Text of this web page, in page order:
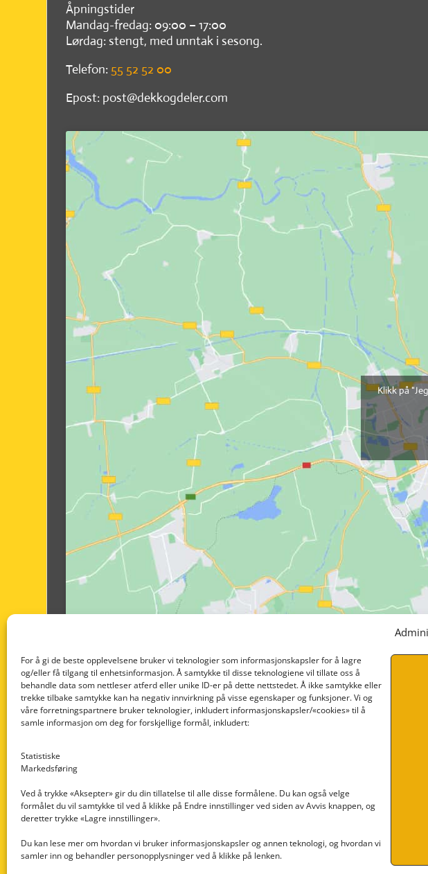
For å gi de beste opplevelsene bruker vi teknologier som informasjonskapsler for å lagre
og/eller få tilgang til enhetsinformasjon. Å samtykke til disse teknologiene vil tillate oss å
behandle data som nettleser atferd eller unike ID-er på dette nettstedet. Å ikke samtykke eller
trekke tilbake samtykke kan ha negativ innvirkning på visse egenskaper og funksjoner. Vi og
våre forretningspartnere bruker teknologier, inkludert informasjonskapsler/«cookies» til å
samle informasjon om deg for forskjellige formål, inkludert:
Statistiske
Markedsføring
Ved å trykke «Aksepter» gir du din tillatelse til alle disse formålene. Du kan også velge
formålet du vil samtykke til ved å klikke på Endre innstillinger ved siden av Avvis knappen, og
deretter trykke «Lagre innstillinger».
Du kan lese mer om hvordan vi bruker informasjonskapsler og annen teknologi, og hvordan vi
samler inn og behandler personopplysninger ved å klikke på lenken.
Åpningstider
Mandag-fredag: 09:00 – 17:00
Lørdag: stengt, med unntak i sesong.
Telefon: 55 52 52 00
Epost: post@dekkogdeler.com
Klikk på
Nedre Nøttveit 60, 5238 Rådal
Org. nr: 996430022